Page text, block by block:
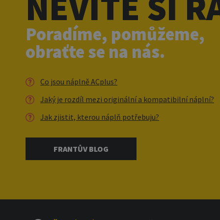
Poradíme, pomůžeme,
obraťte se na nás.
Co jsou náplně ACplus?
Jaký je rozdíl mezi originální a kompatibilní náplní?
Jak zjistit, kterou náplň potřebuju?
FRANTŮV BLOG